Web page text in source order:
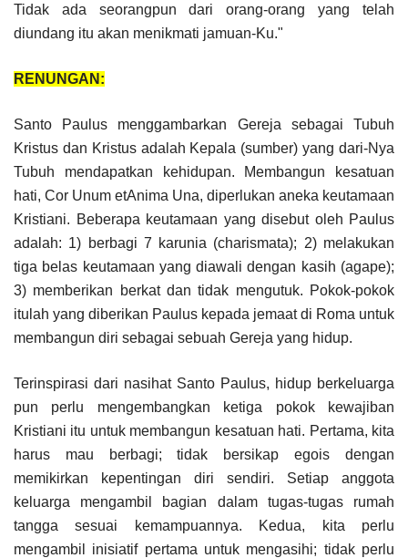
Tidak ada seorangpun dari orang-orang yang telah
diundang itu akan menikmati jamuan-Ku."
RENUNGAN:
Santo Paulus menggambarkan Gereja sebagai Tubuh
Kristus dan Kristus adalah Kepala (sumber) yang dari-Nya
Tubuh mendapatkan kehidupan. Membangun kesatuan
hati, Cor Unum etAnima Una, diperlukan aneka keutamaan
Kristiani. Beberapa keutamaan yang disebut oleh Paulus
adalah: 1) berbagi 7 karunia (charismata); 2) melakukan
tiga belas keutamaan yang diawali dengan kasih (agape);
3) memberikan berkat dan tidak mengutuk. Pokok-pokok
itulah yang diberikan Paulus kepada jemaat di Roma untuk
membangun diri sebagai sebuah Gereja yang hidup.
Terinspirasi dari nasihat Santo Paulus, hidup berkeluarga
pun perlu mengembangkan ketiga pokok kewajiban
Kristiani itu untuk membangun kesatuan hati. Pertama, kita
harus mau berbagi; tidak bersikap egois dengan
memikirkan kepentingan diri sendiri. Setiap anggota
keluarga mengambil bagian dalam tugas-tugas rumah
tangga sesuai kemampuannya. Kedua, kita perlu
mengambil inisiatif pertama untuk mengasihi; tidak perlu